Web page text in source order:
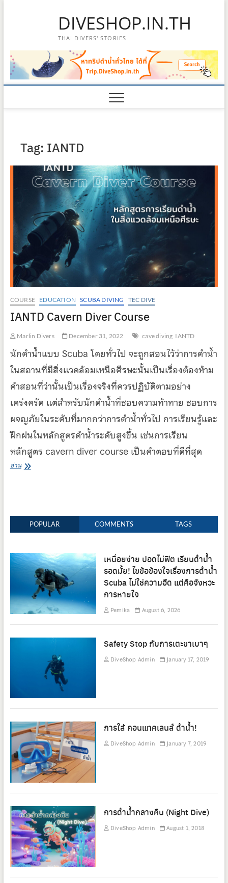
DIVESHOP.IN.TH
THAI DIVERS' STORIES
Tag: IANTD
COURSE EDUCATION SCUBA DIVING TEC DIVE
IANTD Cavern Diver Course
Marlin Divers December 31, 2022 cave diving IANTD
นักดำน้ำแบบ Scuba โดยทั่วไป จะถูกสอนไว้ว่าการดำน้ำ
ในสถานที่มีสิ่งแวดล้อมเหนือศีรษะนั้นเป็นเรื่องต้องห้าม
คำสอนที่ว่านั้นเป็นเรื่องจริงที่ควรปฏิบัติตามอย่าง
เคร่งครัด แต่สำหรับนักดำน้ำที่ชอบความท้าทาย ชอบการ
ผจญภัยในระดับที่มากกว่าการดำน้ำทั่วไป การเรียนรู้และ
ฝึกฝนในหลักสูตรดำน้ำระดับสูงขึ้น เช่นการเรียน
หลักสูตร cavern diver course เป็นคำตอบที่ดีที่สุด
อ่านIANTD
POPULAR COMMENTS TAGS
เหนื่อยง่าย ปอดไม่ฟิต เรียนดำน้ำ
รอดมั้ย! ไขข้อข้องใจเรื่องการดำน้ำ
Scuba ไม่ใช่ความอึด แต่คือจังหวะ
การหายใจ
Pemika August 6, 2026
Safety Stop กับการเตะขาเบาๆ
DiveShop Admin January 17, 2019
การใส่ คอนแทคเลนส์ ดำน้ำ!
DiveShop Admin January 7, 2019
การดำน้ำกลางคืน (Night Dive)
DiveShop Admin August 1, 2018